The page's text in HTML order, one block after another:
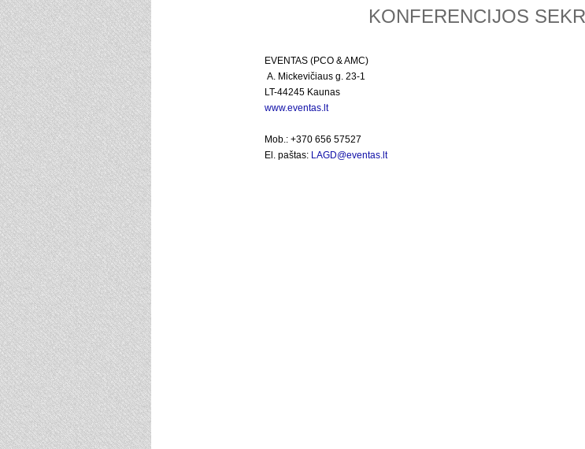
KONFERENCIJOS
EVENTAS (PCO & AMC)
A. Mickevičiaus g. 23-1
LT-44245 Kaunas
www.eventas.lt
Mob.: +370 656 57527
El. paštas: LAGD@eventas.lt